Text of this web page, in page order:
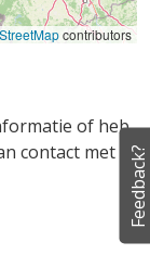
contributors
of heb
contact met
Feedback?